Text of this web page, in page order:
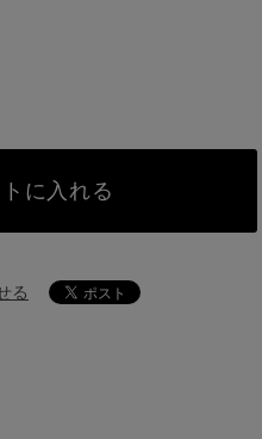
に入れる
る